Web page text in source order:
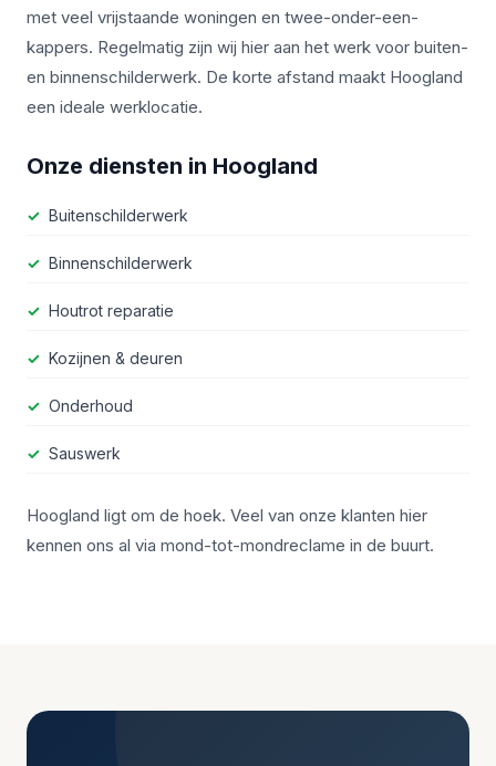
met veel vrijstaande woningen en twee-onder-een-
kappers. Regelmatig zijn wij hier aan het werk voor buiten-
en binnenschilderwerk. De korte afstand maakt Hoogland
een ideale werklocatie.
Onze diensten in Hoogland
Buitenschilderwerk
Binnenschilderwerk
Houtrot reparatie
Kozijnen & deuren
Onderhoud
Sauswerk
Hoogland ligt om de hoek. Veel van onze klanten hier
kennen ons al via mond-tot-mondreclame in de buurt.